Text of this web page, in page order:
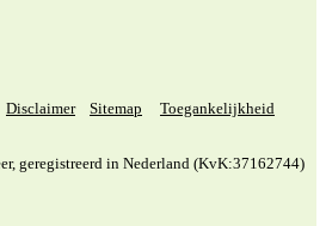
Disclaimer Sitemap Toegankelijkheid
geregistreerd in Nederland (KvK:37162744)